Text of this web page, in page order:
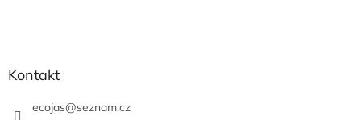
Kontakt
ecojas@seznam.cz